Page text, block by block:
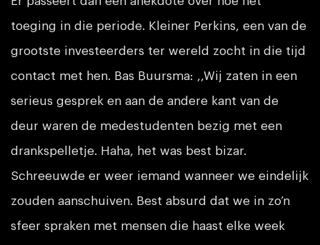
toeging in die periode. Kleiner Perkins, een van de
grootste investeerders ter wereld zocht in die tijd
contact met hen. Bas Buursma: ,,Wij zaten in een
serieus gesprek en aan de andere kant van de
deur waren de medestudenten bezig met een
drankspelletje. Haha, het was best bizar.
Schreeuwde er weer iemand wanneer we eindelijk
zouden aanschuiven. Best absurd dat we in zo’n
sfeer spraken met mensen die haast elke week